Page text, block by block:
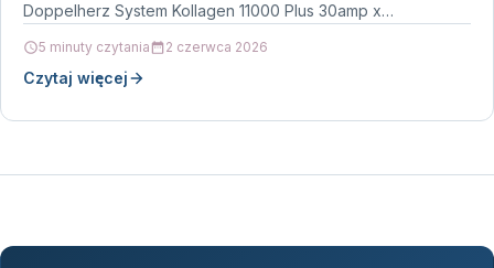
Doppelherz System Kollagen 11000 Plus 30amp x…
5 minuty czytania 2 czerwca 2026
Czytaj więcej